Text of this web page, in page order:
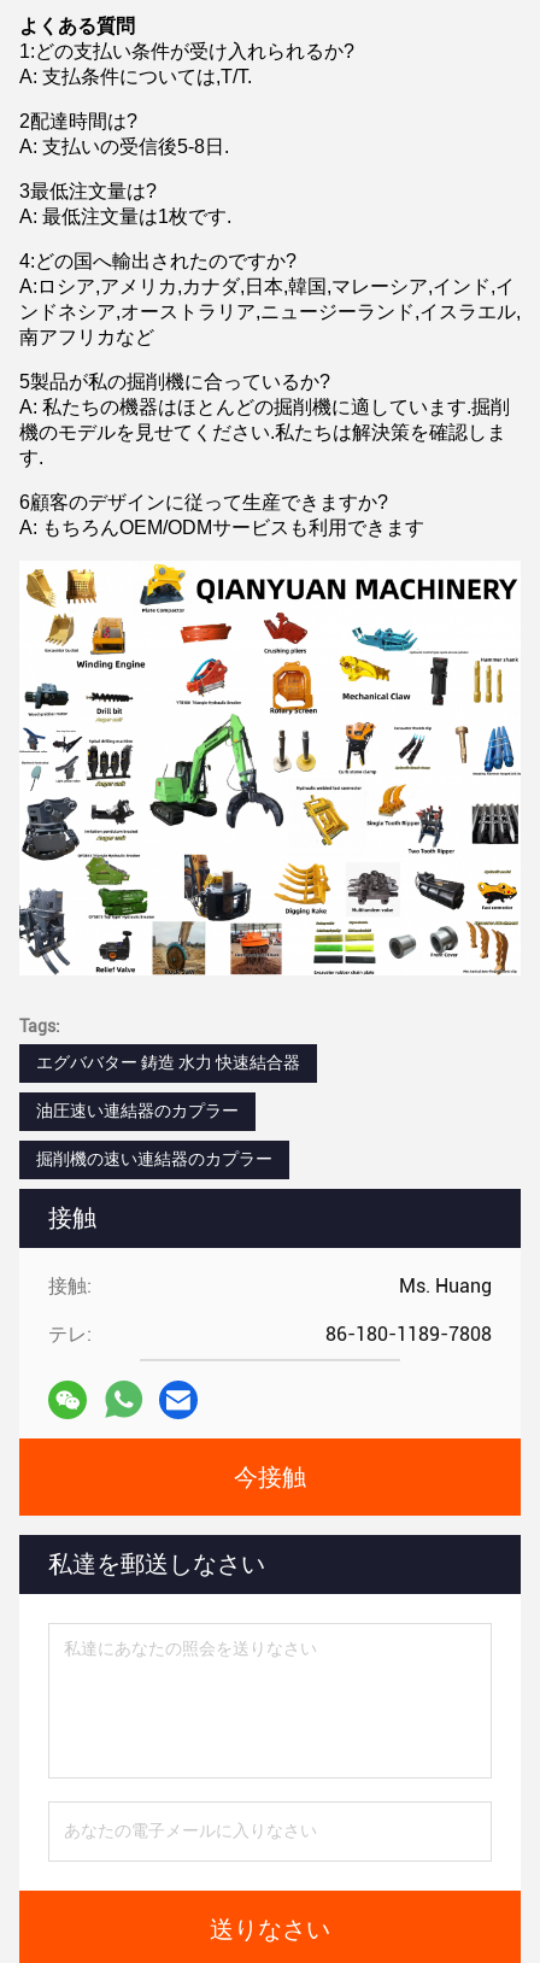
接触
接触: Ms. Huang
テレ: 86-180-1189-7808
今接触
私達を郵送しなさい
送りなさい
よくある質問
1:どの支払い条件が受け入れられるか?
A: 支払条件については,T/T.
2配達時間は?
A: 支払いの受信後5-8日.
3最低注文量は?
A: 最低注文量は1枚です.
4:どの国へ輸出されたのですか?
A:ロシア,アメリカ,カナダ,日本,韓国,マレーシア,インド,イ
ンドネシア,オーストラリア,ニュージーランド,イスラエル,
南アフリカなど
5製品が私の掘削機に合っているか?
A: 私たちの機器はほとんどの掘削機に適しています.掘削
機のモデルを見せてください.私たちは解決策を確認しま
す.
6顧客のデザインに従って生産できますか?
A: もちろんOEM/ODMサービスも利用できます
Tags:
エグババター 鋳造 水力 快速結合器
油圧速い連結器のカプラー
掘削機の速い連結器のカプラー